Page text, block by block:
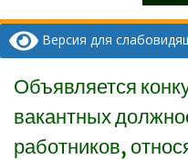
Версия для
Объявляется
вакантных
работников,